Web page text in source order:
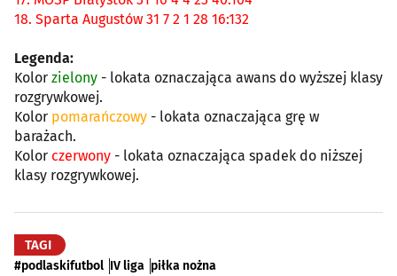
18. Sparta Augustów 31 7 2 1 28 16:132
Legenda:
Kolor zielony - lokata oznaczająca awans do wyższej klasy
rozgrywkowej.
Kolor pomarańczowy - lokata oznaczająca grę w
barażach.
Kolor czerwony - lokata oznaczająca spadek do niższej
klasy rozgrywkowej.
TAGI
#podlaskifutbol IV liga piłka nożna